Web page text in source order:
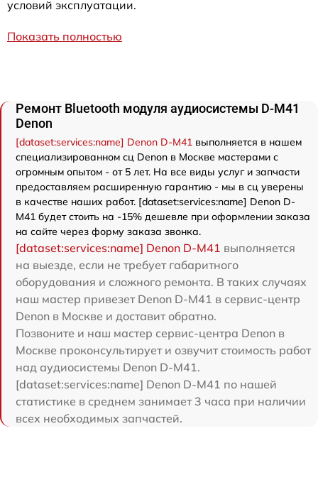
условий эксплуатации.
Показать полностью
Ремонт Bluetooth модуля аудиосистемы D-M41
Denon
[dataset:services:name] Denon D-M41 выполняется в нашем
специализированном сц Denon в Москве мастерами с
огромным опытом - от 5 лет. На все виды услуг и запчасти
предоставляем расширенную гарантию - мы в сц уверены
в качестве наших работ. [dataset:services:name] Denon D-
M41 будет стоить на -15% дешевле при оформлении заказа
на сайте через форму заказа звонка.
[dataset:services:name] Denon D-M41 выполняется
на выезде, если не требует габаритного
оборудования и сложного ремонта. В таких случаях
наш мастер привезет Denon D-M41 в сервис-центр
Denon в Москве и доставит обратно.
Позвоните и наш мастер сервис-центра Denon в
Москве проконсультирует и озвучит стоимость работ
над аудиосистемы Denon D-M41.
[dataset:services:name] Denon D-M41 по нашей
статистике в среднем занимает 3 часа при наличии
всех необходимых запчастей.